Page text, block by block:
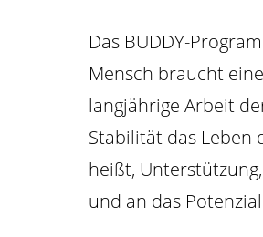
Das BUDDY-
Mensch braucht
langjährige Arbeit
Stabilität das Leben
heißt,
und an das